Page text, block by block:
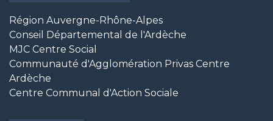
Région Auvergne-Rhône-Alpes
Conseil Départemental de l'Ardèche
MJC Centre Social
Communauté d'Agglomération Privas Centre
Ardèche
Centre Communal d'Action Sociale